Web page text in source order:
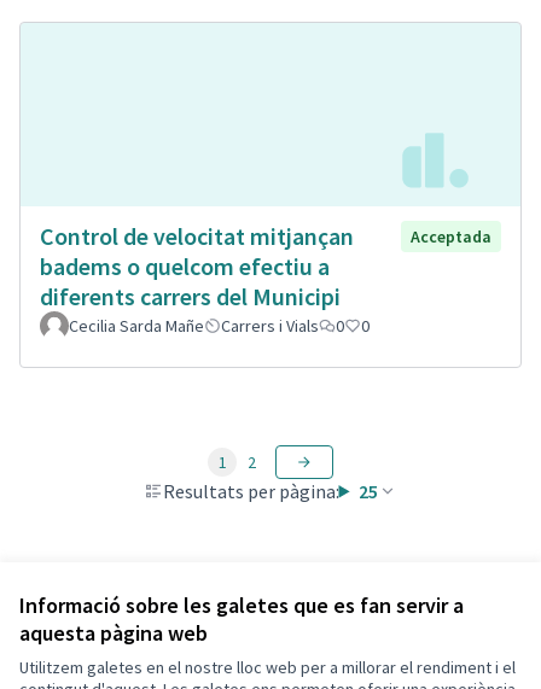
Informació sobre les galetes que es fan servir a
aquesta pàgina web
Utilitzem galetes en el nostre lloc web per a millorar el rendiment i el
Control de velocitat mitjançan
badems o quelcom efectiu a
diferents carrers del Municipi
Acceptada
Cecilia Sarda Mañe Carrers i Vials 0 0
Resultats per pàgina: 25
1 2
Veure totes les propostes retirades
Termes i condicions d'ús